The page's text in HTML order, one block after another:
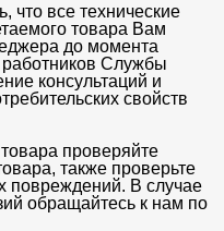
что все технические
товара Вам
до момента
работников Службы
консультаций и
свойств
проверяйте
также проверьте
повреждений. В случае
обращайтесь к нам по